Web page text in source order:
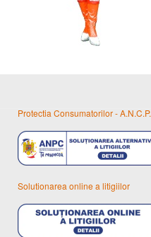
Protectia Consumatorilor - A.N.C.P.
Solutionarea online a litigiilor